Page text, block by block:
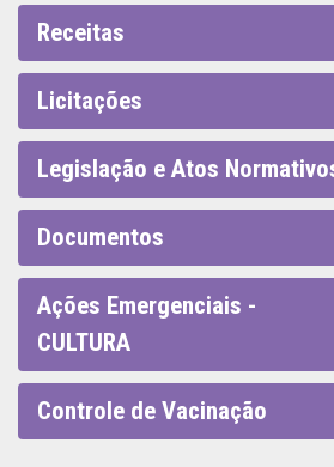
Receitas
Licitações
Legislação e Atos
Documentos
Ações Emergenciais -
CULTURA
Controle de Vacinação